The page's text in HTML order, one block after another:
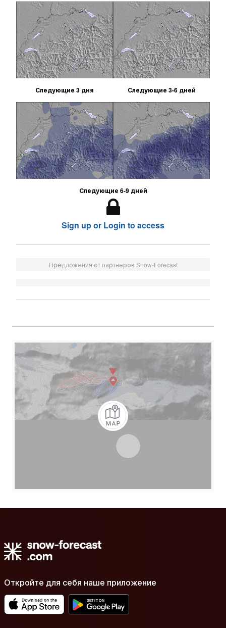
Следующие 3 дня Следующие 3-6 дней
Следующие 6-9 дней
Sign up or Login to access
Предложения от партнеров Snow-Forecast
Откройте для себя наше приложение